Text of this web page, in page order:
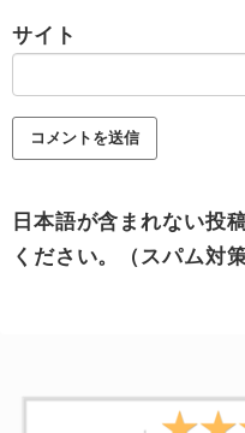
サイト
日本語が含まれない投
ください。（スパム対策